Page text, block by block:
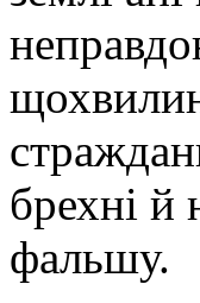
брехні й
фальшу.